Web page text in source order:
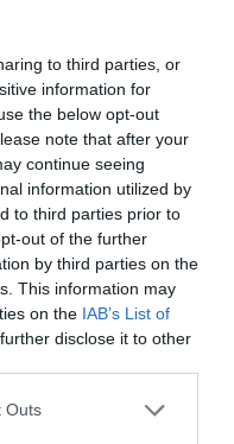
to third parties, or
information for
the below opt-out
note that after your
continue seeing
information utilized by
to third parties prior to
out of the further
by third parties on the
This information may
on the IAB’s List of
disclose it to other
Outs
(New York Times
γραφής του
(Rome Prize in
Book Award και το
φιναλίστ για το
Κόου(Jonathan
φωνές της σύγχρονης
τιμηθεί με
οποία τα Prix du
Étranger, Bollinger
Johnson Prize,
York Times, New